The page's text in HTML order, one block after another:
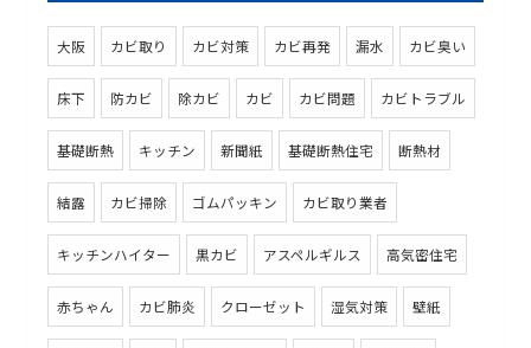
大阪 カビ取り カビ対策 カビ再発 漏水 カビ臭い
床下 防カビ 除カビ カビ カビ問題 カビトラブル
基礎断熱 キッチン 新聞紙 基礎断熱住宅 断熱材
結露 カビ掃除 ゴムパッキン カビ取り業者
キッチンハイター 黒カビ アスペルギルス 高気密住宅
赤ちゃん カビ肺炎 クローゼット 湿気対策 壁紙